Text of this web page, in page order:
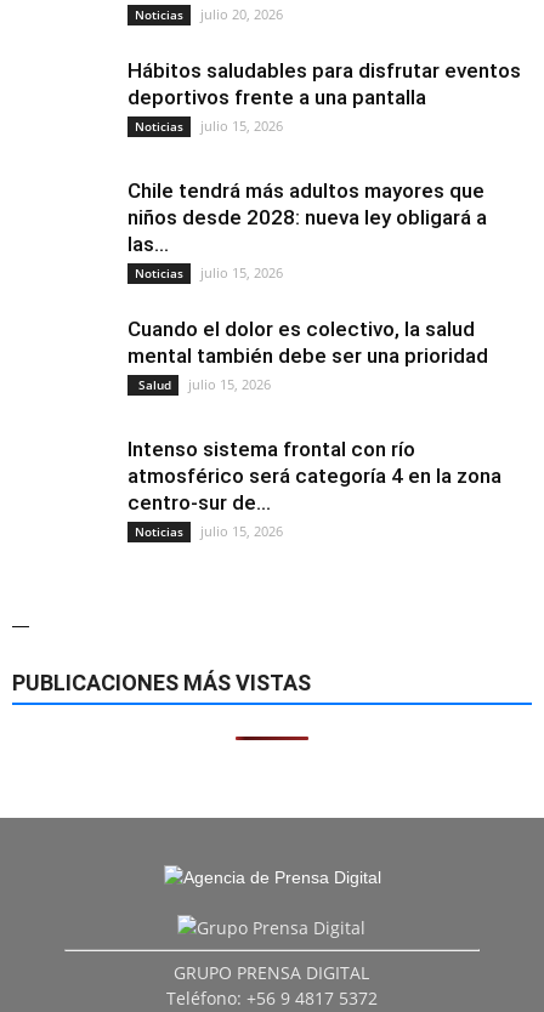
Noticias julio 20, 2026
Hábitos saludables para disfrutar eventos
deportivos frente a una pantalla
Noticias julio 15, 2026
Chile tendrá más adultos mayores que
niños desde 2028: nueva ley obligará a
las...
Noticias julio 15, 2026
Cuando el dolor es colectivo, la salud
mental también debe ser una prioridad
Salud julio 15, 2026
Intenso sistema frontal con río
atmosférico será categoría 4 en la zona
centro-sur de...
Noticias julio 15, 2026
—
PUBLICACIONES MÁS VISTAS
GRUPO PRENSA DIGITAL
Teléfono: +56 9 4817 5372